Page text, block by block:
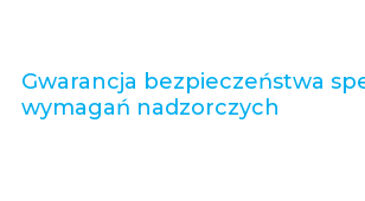
Gwarancja bezpieczeństwa
wymagań nadzorczych